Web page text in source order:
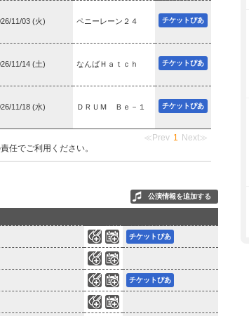
11/03 (火) ペニーレーン２４ チケットぴあ
11/14 (土) なんばＨａｔｃｈ チケットぴあ
11/18 (水) ＤＲＵＭ Ｂｅ－１ チケットぴあ
≪Prev 1 Next≫
任でご利用ください。
公演情報を追加する
0 チケットぴあ
0
0 チケットぴあ
0